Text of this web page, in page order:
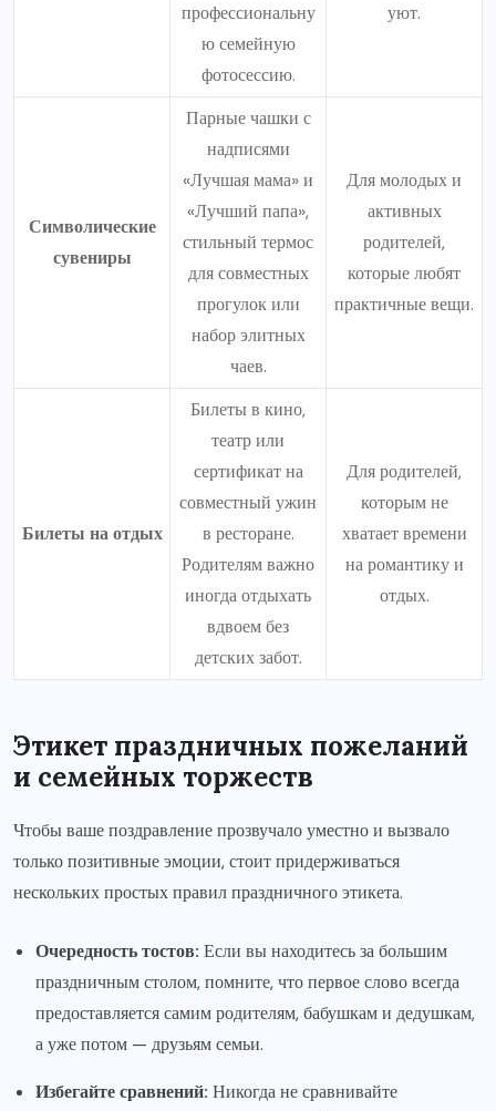
профессиональну
ю семейную
фотосессию.
уют.
Символические
сувениры
Парные чашки с
надписями
«Лучшая мама» и
«Лучший папа»,
стильный термос
для совместных
прогулок или
набор элитных
чаев.
Для молодых и
активных
родителей,
которые любят
практичные вещи.
Билеты на отдых
Билеты в кино,
театр или
сертификат на
совместный ужин
в ресторане.
Родителям важно
иногда отдыхать
вдвоем без
детских забот.
Для родителей,
которым не
хватает времени
на романтику и
отдых.
Этикет праздничных пожеланий
и семейных торжеств
Чтобы ваше поздравление прозвучало уместно и вызвало
только позитивные эмоции, стоит придерживаться
нескольких простых правил праздничного этикета.
Очередность тостов: Если вы находитесь за большим
праздничным столом, помните, что первое слово всегда
предоставляется самим родителям, бабушкам и дедушкам,
а уже потом — друзьям семьи.
Избегайте сравнений: Никогда не сравнивайте